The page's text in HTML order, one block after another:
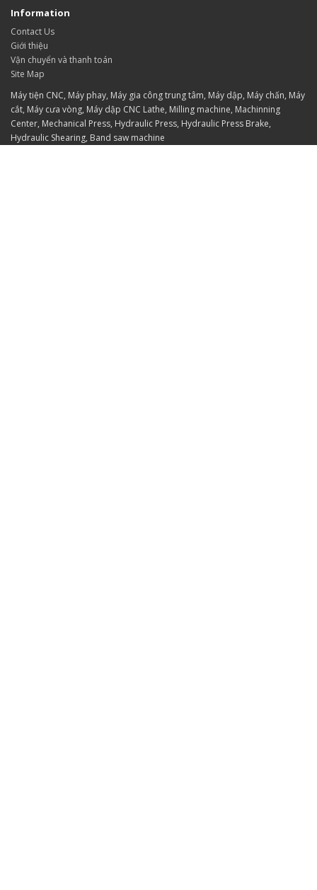
Information
Contact Us
Giới thiệu
Vận chuyển và thanh toán
Site Map
Máy tiện CNC, Máy phay, Máy gia công trung tâm, Máy dập, Máy chấn, Máy
cắt, Máy cưa vòng, Máy dập CNC Lathe, Milling machine, Machinning
Center, Mechanical Press, Hydraulic Press, Hydraulic Press Brake,
Hydraulic Shearing, Band saw machine